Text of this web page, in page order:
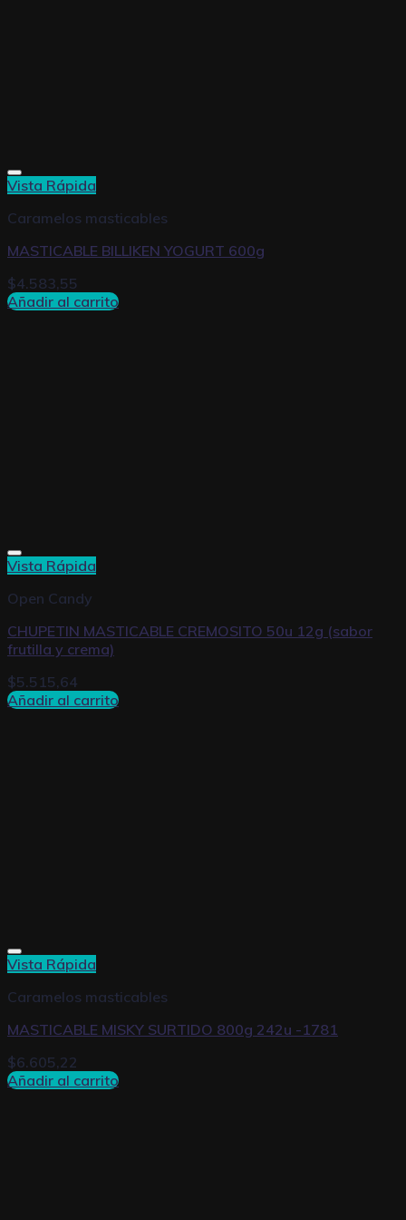
Vista Rápida
Caramelos masticables
MASTICABLE BILLIKEN YOGURT 600g
$4.583,55
Añadir al carrito
Vista Rápida
Open Candy
CHUPETIN MASTICABLE CREMOSITO 50u 12g (sabor
frutilla y crema)
$5.515,64
Añadir al carrito
Vista Rápida
Caramelos masticables
MASTICABLE MISKY SURTIDO 800g 242u -1781
$6.605,22
Añadir al carrito